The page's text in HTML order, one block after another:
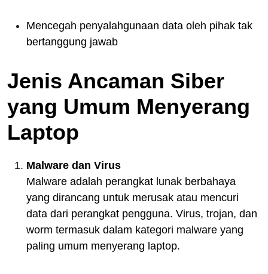
Mencegah penyalahgunaan data oleh pihak tak
bertanggung jawab
Jenis Ancaman Siber
yang Umum Menyerang
Laptop
Malware dan Virus
Malware adalah perangkat lunak berbahaya
yang dirancang untuk merusak atau mencuri
data dari perangkat pengguna. Virus, trojan, dan
worm termasuk dalam kategori malware yang
paling umum menyerang laptop.